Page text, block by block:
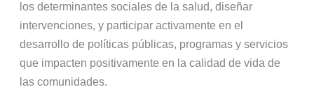
los determinantes sociales de la salud, diseñar
intervenciones, y participar activamente en el
desarrollo de políticas públicas, programas y servicios
que impacten positivamente en la calidad de vida de
las comunidades.